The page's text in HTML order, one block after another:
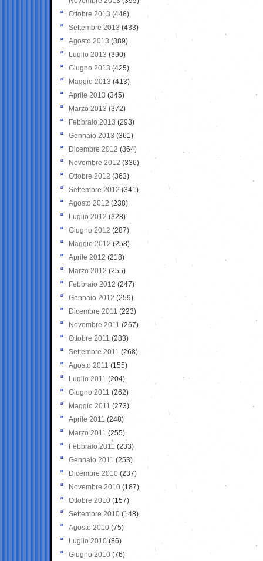
Ottobre 2013 (446)
Settembre 2013 (433)
Agosto 2013 (389)
Luglio 2013 (390)
Giugno 2013 (425)
Maggio 2013 (413)
Aprile 2013 (345)
Marzo 2013 (372)
Febbraio 2013 (293)
Gennaio 2013 (361)
Dicembre 2012 (364)
Novembre 2012 (336)
Ottobre 2012 (363)
Settembre 2012 (341)
Agosto 2012 (238)
Luglio 2012 (328)
Giugno 2012 (287)
Maggio 2012 (258)
Aprile 2012 (218)
Marzo 2012 (255)
Febbraio 2012 (247)
Gennaio 2012 (259)
Dicembre 2011 (223)
Novembre 2011 (267)
Ottobre 2011 (283)
Settembre 2011 (268)
Agosto 2011 (155)
Luglio 2011 (204)
Giugno 2011 (262)
Maggio 2011 (273)
Aprile 2011 (248)
Marzo 2011 (255)
Febbraio 2011 (233)
Gennaio 2011 (253)
Dicembre 2010 (237)
Novembre 2010 (187)
Ottobre 2010 (157)
Settembre 2010 (148)
Agosto 2010 (75)
Luglio 2010 (86)
Giugno 2010 (76)